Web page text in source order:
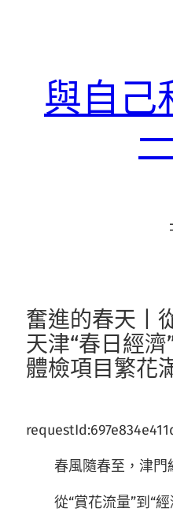
與自己
奮進的春天丨
天津“春日經
體檢項目繁花
春風隨春至，津門
從“賞花流量”到“